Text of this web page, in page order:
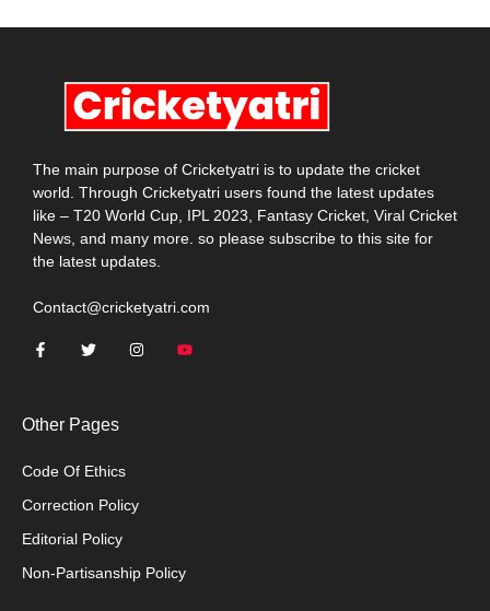
The main purpose of Cricketyatri is to update the cricket
world. Through Cricketyatri users found the latest updates
like – T20 World Cup, IPL 2023, Fantasy Cricket, Viral Cricket
News, and many more. so please subscribe to this site for
the latest updates.
Contact@cricketyatri.com
Other Pages
Code Of Ethics
Correction Policy
Editorial Policy
Non-Partisanship Policy